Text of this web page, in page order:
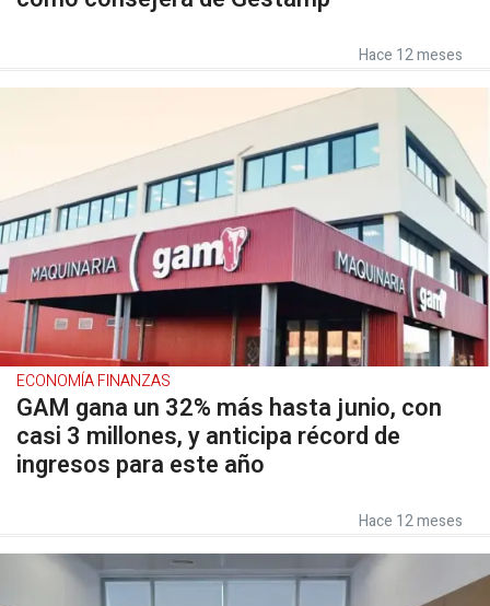
Hace 12 meses
ECONOMÍA FINANZAS
GAM gana un 32% más hasta junio, con
casi 3 millones, y anticipa récord de
ingresos para este año
Hace 12 meses